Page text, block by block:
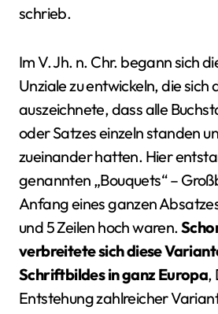
schrieb.
Im V. Jh. n. Chr. begann sich
Unziale zu entwickeln, die sich
auszeichnete, dass alle
oder Satzes einzeln standen
zueinander hatten. Hier
genannten „Bouquets“ –
Anfang eines ganzen
und 5 Zeilen hoch waren.
verbreitete sich diese
Schriftbildes in ganz Europa,
Entstehung zahlreicher